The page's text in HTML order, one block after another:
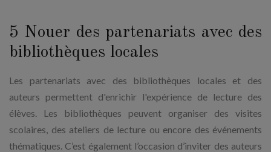
5 Nouer des partenariats avec des
bibliothèques locales
Les partenariats avec des bibliothèques locales et des
auteurs permettent d'enrichir l'expérience de lecture des
élèves. Les bibliothèques peuvent organiser des visites
scolaires, des ateliers de lecture ou encore des événements
thématiques. C’est également l’occasion d’inviter des auteurs